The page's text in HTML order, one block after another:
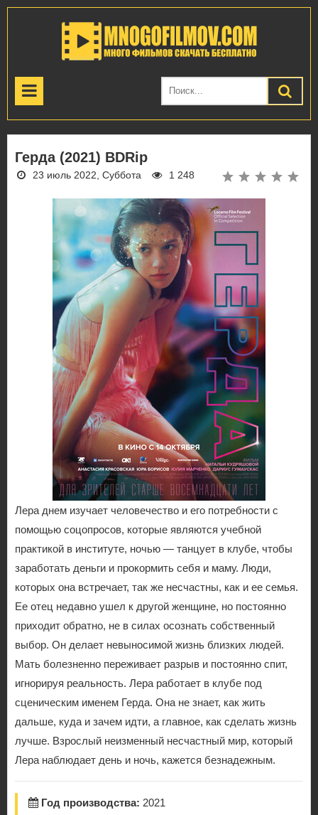
Герда (2021) BDRip
23 июль 2022, Суббота 1 248
Лера днем изучает человечество и его потребности с
помощью соцопросов, которые являются учебной
практикой в институте, ночью — танцует в клубе, чтобы
заработать деньги и прокормить себя и маму. Люди,
которых она встречает, так же несчастны, как и ее семья.
Ее отец недавно ушел к другой женщине, но постоянно
приходит обратно, не в силах осознать собственный
выбор. Он делает невыносимой жизнь близких людей.
Мать болезненно переживает разрыв и постоянно спит,
игнорируя реальность. Лера работает в клубе под
сценическим именем Герда. Она не знает, как жить
дальше, куда и зачем идти, а главное, как сделать жизнь
лучше. Взрослый неизменный несчастный мир, который
Лера наблюдает день и ночь, кажется безнадежным.
Год производства: 2021